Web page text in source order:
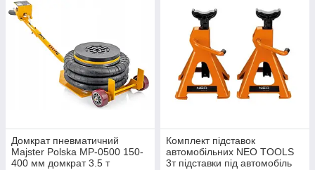
Домкрат пневматичний
Majster Polska MP-0500 150-
400 мм домкрат 3.5 т
Комплект підставок
автомобільних NEO TOOLS
3т підставки під автомобіль